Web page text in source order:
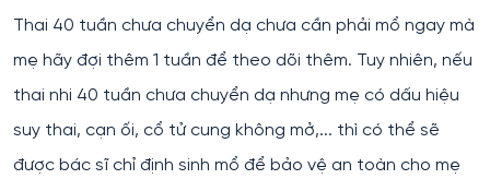
Thai 40 tuần chưa chuyển dạ chưa cần phải mổ ngay mà
mẹ hãy đợi thêm 1 tuần để theo dõi thêm. Tuy nhiên, nếu
thai nhi 40 tuần chưa chuyển dạ nhưng mẹ có dấu hiệu
suy thai, cạn ối, cổ tử cung không mở,... thì có thể sẽ
được bác sĩ chỉ định sinh mổ để bảo vệ an toàn cho mẹ